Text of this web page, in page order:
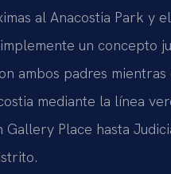
al Anacostia Park
un concepto
ambos padres
mediante la línea
Place hasta